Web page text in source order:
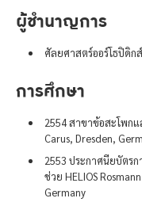
ผู้ชำนาญการ
ศัลยศาสตร์ออร์โธปิดิก
การศึกษา
2554 สาขาข้อสะโพก
Carus, Dresden,
2553 ประกาศนียบัตร
ช่วย HELIOS
Germany